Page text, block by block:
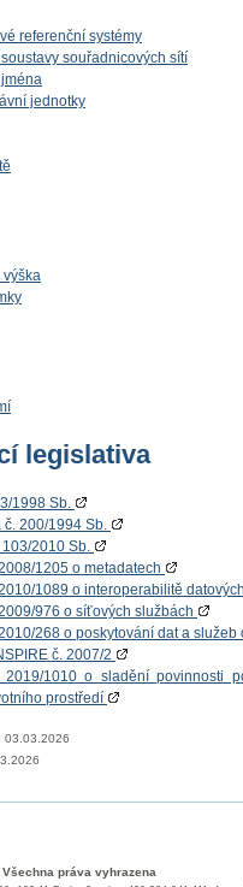
referenční systémy
souřadnicových sítí
jednotky
výška
legislativa
1998 Sb.
č. 200/1994 Sb.
2010 Sb.
1205 o metadatech
1089 o interoperabilitě
976 o síťových službách
268 o poskytování dat a
č. 2007/2
2019/1010 o sladění povinnosti
prostředí
03.03.2026
práva vyhrazena